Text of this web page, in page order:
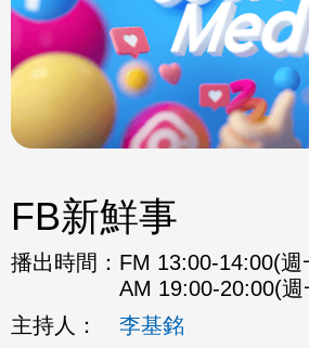
FB新鮮事
播出時間： FM 13:00-14:00(週
AM 19:00-20:00(週
主持人：
李基銘